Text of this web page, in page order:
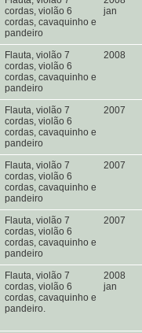
cordas, violão 6
cordas, cavaquinho e
pandeiro
jan
Flauta, violão 7
cordas, violão 6
cordas, cavaquinho e
pandeiro
2008
Flauta, violão 7
cordas, violão 6
cordas, cavaquinho e
pandeiro
2007
Flauta, violão 7
cordas, violão 6
cordas, cavaquinho e
pandeiro
2007
Flauta, violão 7
cordas, violão 6
cordas, cavaquinho e
pandeiro
2007
Flauta, violão 7
cordas, violão 6
cordas, cavaquinho e
pandeiro.
2008
jan